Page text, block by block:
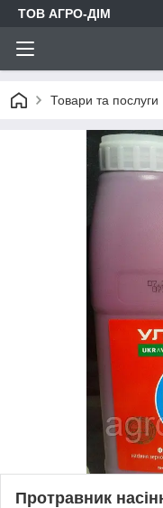
ТОВ АГРО-ДIМ
Товари та послуги
Протравник